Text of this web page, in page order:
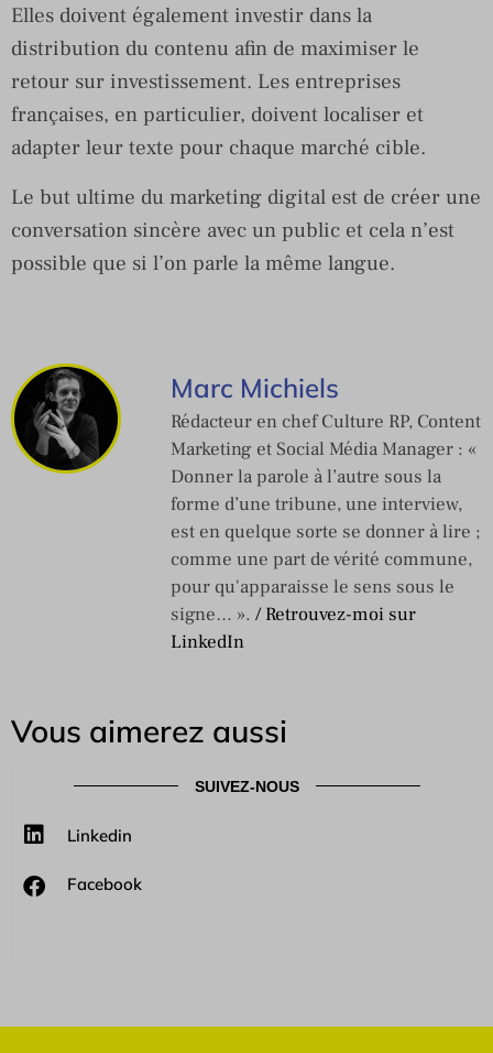
Elles doivent également investir dans la
distribution du contenu afin de maximiser le
retour sur investissement. Les entreprises
françaises, en particulier, doivent localiser et
adapter leur texte pour chaque marché cible.
Le but ultime du marketing digital est de créer une
conversation sincère avec un public et cela n’est
possible que si l’on parle la même langue.
Marc Michiels
Rédacteur en chef Culture RP, Content
Marketing et Social Média Manager : «
Donner la parole à l’autre sous la
forme d’une tribune, une interview,
est en quelque sorte se donner à lire ;
comme une part de vérité commune,
pour qu'apparaisse le sens sous le
signe… ». / Retrouvez-moi sur
LinkedIn
Vous aimerez aussi
SUIVEZ-NOUS
Linkedin
Facebook